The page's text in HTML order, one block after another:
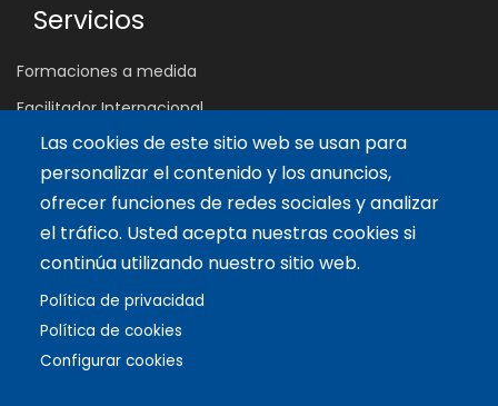
Las cookies de este sitio web se usan para
personalizar el contenido y los anuncios,
ofrecer funciones de redes sociales y analizar
el tráfico. Usted acepta nuestras cookies si
continúa utilizando nuestro sitio web.
Política de privacidad
Política de cookies
Configurar cookies
Servicios
Formaciones a medida
Facilitador Internacional
Artículos recientes
Claves para potenciar una Autoestima Saludable
7 Jun 2022
Los 4 Pilares del Liderazgo Interior (parte 2)
Copyright © 2021 Biopolis®. All rights reserved.